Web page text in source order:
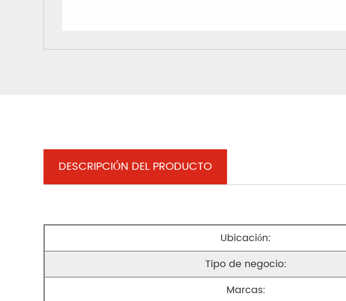
DESCRIPCIÓN DEL PRODUCTO
Ubicación:
Tipo de negocio:
Marcas: